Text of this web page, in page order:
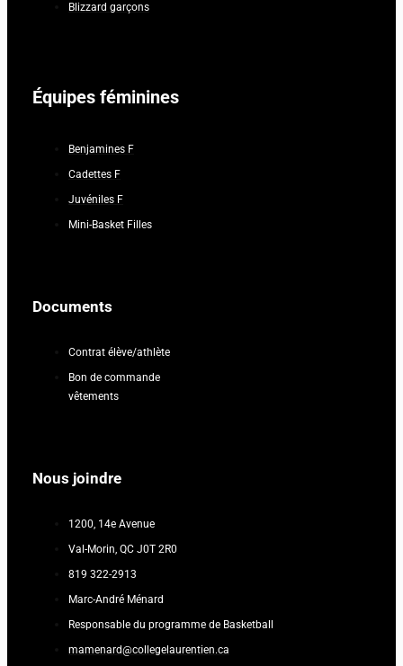
Blizzard garçons
Équipes féminines
Benjamines F
Cadettes F
Juvéniles F
Mini-Basket Filles
Documents
Contrat élève/athlète
Bon de commande
vêtements
Nous joindre
1200, 14e Avenue
Val-Morin, QC J0T 2R0
819 322-2913
Marc-André Ménard
Responsable du programme de Basketball
mamenard@collegelaurentien.ca